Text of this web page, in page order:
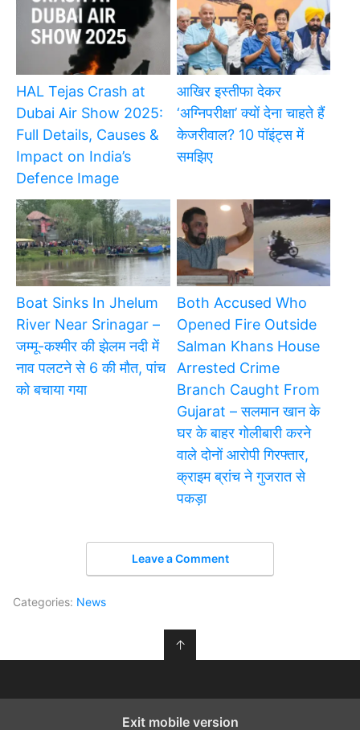
HAL Tejas Crash at
Dubai Air Show 2025:
Full Details, Causes &
Impact on India’s
Defence Image
आखिर इस्तीफा देकर
‘अग्निपरीक्षा’ क्यों देना चाहते हैं
केजरीवाल? 10 पॉइंट्स में
समझिए
Boat Sinks In Jhelum
River Near Srinagar –
जम्मू-कश्मीर की झेलम नदी में
नाव पलटने से 6 की मौत, पांच
को बचाया गया
Both Accused Who
Opened Fire Outside
Salman Khans House
Arrested Crime
Branch Caught From
Gujarat – सलमान खान के
घर के बाहर गोलीबारी करने
वाले दोनों आरोपी गिरफ्तार,
क्राइम ब्रांच ने गुजरात से
पकड़ा
Leave a Comment
Categories: News
↑
Exit mobile version